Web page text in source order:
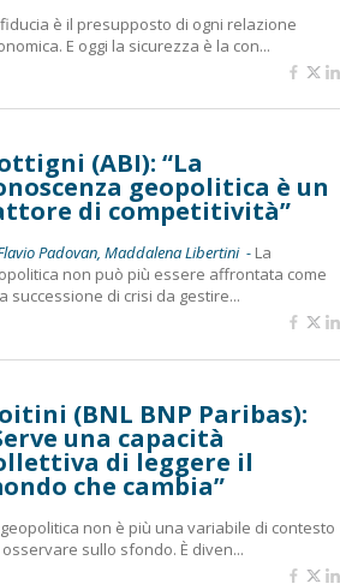
è il presupposto di ogni relazione
E oggi la sicurezza è la con...
(ABI): “La
geopolitica è un
di competitività”
Padovan, Maddalena Libertini - La
non può più essere affrontata come
successione di crisi da gestire...
(BNL BNP Paribas):
una capacità
di leggere il
che cambia”
non è più una variabile di contesto
sullo sfondo. È diven...